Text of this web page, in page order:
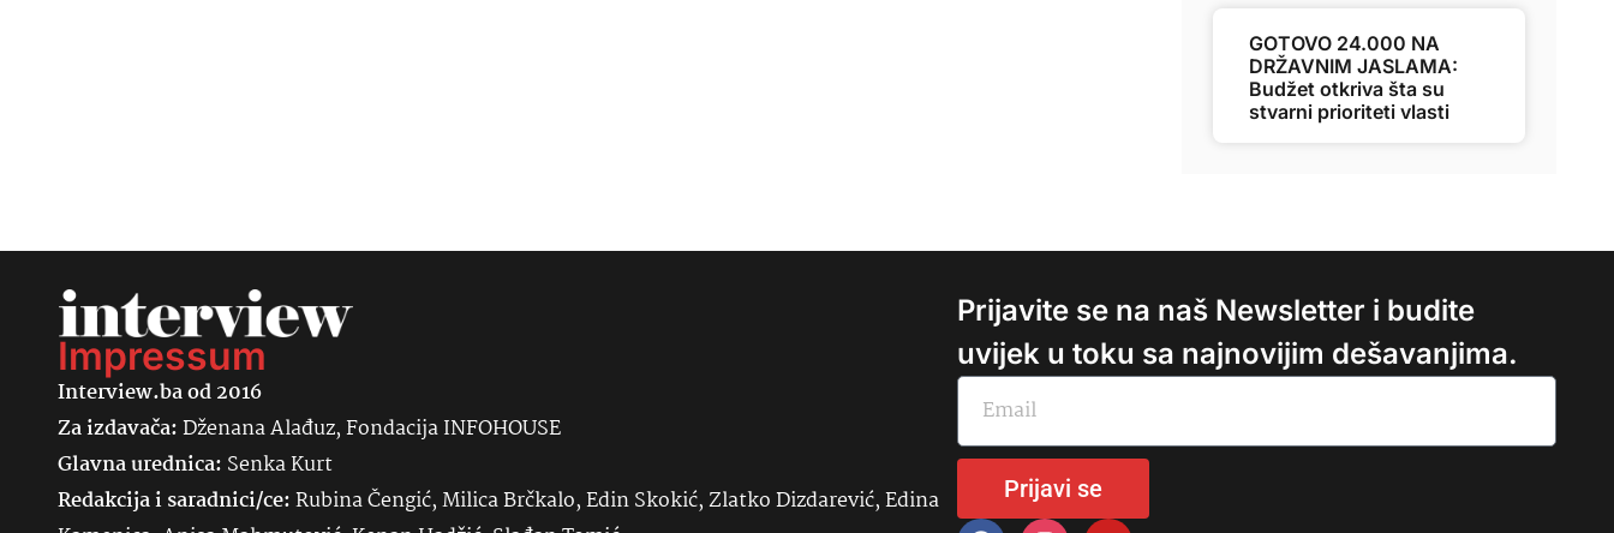
GOTOVO 24.000 NA
DRŽAVNIM JASLAMA:
Budžet otkriva šta su
stvarni prioriteti vlasti
Impressum
Interview.ba od 2016
Za izdavača:Dženana Alađuz, Fondacija INFOHOUSE
Glavna urednica: SenkaKurt
Redakcija i saradnici/ce:Rubina Čengić, Milica Brčkalo, Edin Skokić, Zlatko Dizdarević, Edina
Prijavite se na naš Newsletter i budite
uvijek u toku sa najnovijim dešavanjima.
Prijavi se